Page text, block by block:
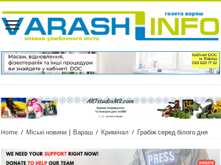
Home / Міські новини | Вараш / Кримінал / Грабіж серед білого дня